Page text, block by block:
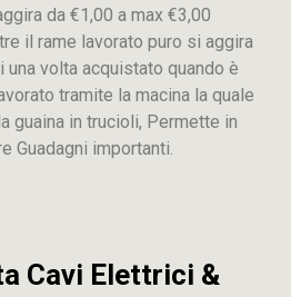
da €1,00 a max €3,00
il rame lavorato puro si aggira
una volta acquistato quando è
tramite la macina la quale
guaina in trucioli, Permette in
Guadagni importanti.
Cavi Elettrici &